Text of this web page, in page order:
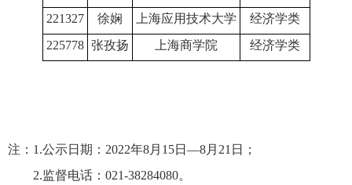
221327
徐娴 上海应用技术大学
经济学类
225778 张孜扬 上海商学院 经济学类
注： 1.公示日期：2022年8月15日—8月21日；
2.监督电话： 021-38284080。